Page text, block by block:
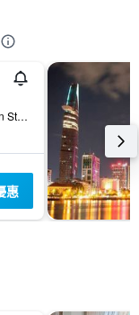
261 - 265 Le Thanh Ton Street, 胡志明市, 越南
惠